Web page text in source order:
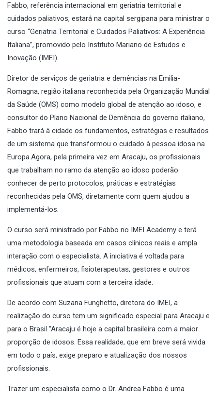
Fabbo, referência internacional em geriatria territorial e
cuidados paliativos, estará na capital sergipana para ministrar o
curso “Geriatria Territorial e Cuidados Paliativos: A Experiência
Italiana”, promovido pelo Instituto Mariano de Estudos e
Inovação (IMEI).
Diretor de serviços de geriatria e demências na Emilia-
Romagna, região italiana reconhecida pela Organização Mundial
da Saúde (OMS) como modelo global de atenção ao idoso, e
consultor do Plano Nacional de Demência do governo italiano,
Fabbo trará à cidade os fundamentos, estratégias e resultados
de um sistema que transformou o cuidado à pessoa idosa na
Europa.Agora, pela primeira vez em Aracaju, os profissionais
que trabalham no ramo da atenção ao idoso poderão
conhecer de perto protocolos, práticas e estratégias
reconhecidas pela OMS, diretamente com quem ajudou a
implementá-los.
O curso será ministrado por Fabbo no IMEI Academy e terá
uma metodologia baseada em casos clínicos reais e ampla
interação com o especialista. A iniciativa é voltada para
médicos, enfermeiros, fisioterapeutas, gestores e outros
profissionais que atuam com a terceira idade.
De acordo com Suzana Funghetto, diretora do IMEI, a
realização do curso tem um significado especial para Aracaju e
para o Brasil “Aracaju é hoje a capital brasileira com a maior
proporção de idosos. Essa realidade, que em breve será vivida
em todo o país, exige preparo e atualização dos nossos
profissionais.
Trazer um especialista como o Dr. Andrea Fabbo é uma